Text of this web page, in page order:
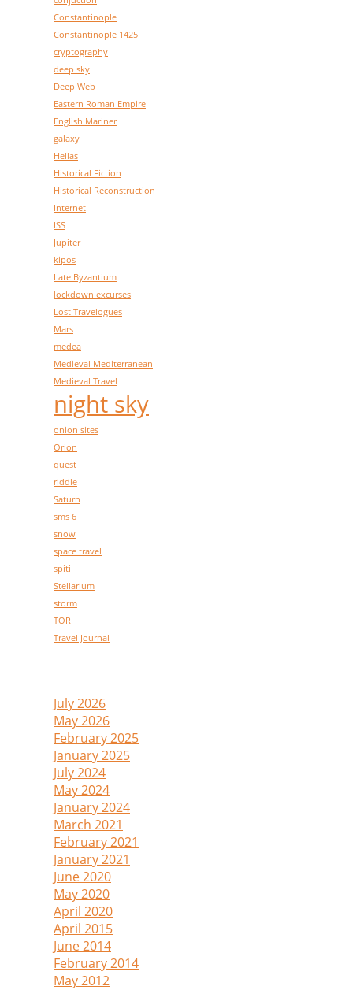
Constantinople
Constantinople 1425
cryptography
deep sky
Deep Web
Eastern Roman Empire
English Mariner
galaxy
Hellas
Historical Fiction
Historical Reconstruction
Internet
ISS
Jupiter
kipos
Late Byzantium
lockdown excurses
Lost Travelogues
Mars
medea
Medieval Mediterranean
Medieval Travel
night sky
onion sites
Orion
quest
riddle
Saturn
sms 6
snow
space travel
spiti
Stellarium
storm
TOR
Travel Journal
July 2026
May 2026
February 2025
January 2025
July 2024
May 2024
January 2024
March 2021
February 2021
January 2021
June 2020
May 2020
April 2020
April 2015
June 2014
February 2014
May 2012